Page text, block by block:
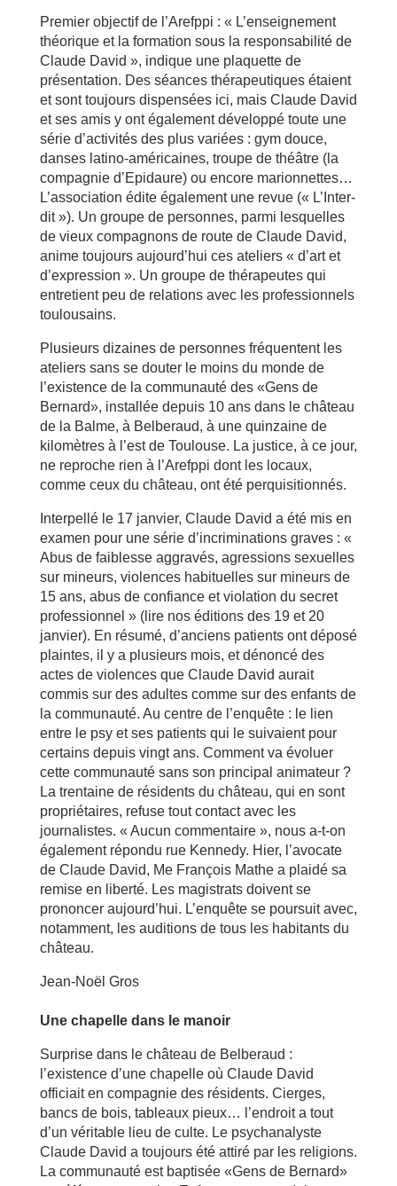
Premier objectif de l’Arefppi : « L’enseignement
théorique et la formation sous la responsabilité de
Claude David », indique une plaquette de
présentation. Des séances thérapeutiques étaient
et sont toujours dispensées ici, mais Claude David
et ses amis y ont également développé toute une
série d’activités des plus variées : gym douce,
danses latino-américaines, troupe de théâtre (la
compagnie d’Epidaure) ou encore marionnettes…
L’association édite également une revue (« L’Inter-
dit »). Un groupe de personnes, parmi lesquelles
de vieux compagnons de route de Claude David,
anime toujours aujourd’hui ces ateliers « d’art et
d’expression ». Un groupe de thérapeutes qui
entretient peu de relations avec les professionnels
toulousains.
Plusieurs dizaines de personnes fréquentent les
ateliers sans se douter le moins du monde de
l’existence de la communauté des «Gens de
Bernard», installée depuis 10 ans dans le château
de la Balme, à Belberaud, à une quinzaine de
kilomètres à l’est de Toulouse. La justice, à ce jour,
ne reproche rien à l’Arefppi dont les locaux,
comme ceux du château, ont été perquisitionnés.
Interpellé le 17 janvier, Claude David a été mis en
examen pour une série d’incriminations graves : «
Abus de faiblesse aggravés, agressions sexuelles
sur mineurs, violences habituelles sur mineurs de
15 ans, abus de confiance et violation du secret
professionnel » (lire nos éditions des 19 et 20
janvier). En résumé, d’anciens patients ont déposé
plaintes, il y a plusieurs mois, et dénoncé des
actes de violences que Claude David aurait
commis sur des adultes comme sur des enfants de
la communauté. Au centre de l’enquête : le lien
entre le psy et ses patients qui le suivaient pour
certains depuis vingt ans. Comment va évoluer
cette communauté sans son principal animateur ?
La trentaine de résidents du château, qui en sont
propriétaires, refuse tout contact avec les
journalistes. « Aucun commentaire », nous a-t-on
également répondu rue Kennedy. Hier, l’avocate
de Claude David, Me François Mathe a plaidé sa
remise en liberté. Les magistrats doivent se
prononcer aujourd’hui. L’enquête se poursuit avec,
notamment, les auditions de tous les habitants du
château.
Jean-Noël Gros
Une chapelle dans le manoir
Surprise dans le château de Belberaud :
l’existence d’une chapelle où Claude David
officiait en compagnie des résidents. Cierges,
bancs de bois, tableaux pieux… l’endroit a tout
d’un véritable lieu de culte. Le psychanalyste
Claude David a toujours été attiré par les religions.
La communauté est baptisée «Gens de Bernard»